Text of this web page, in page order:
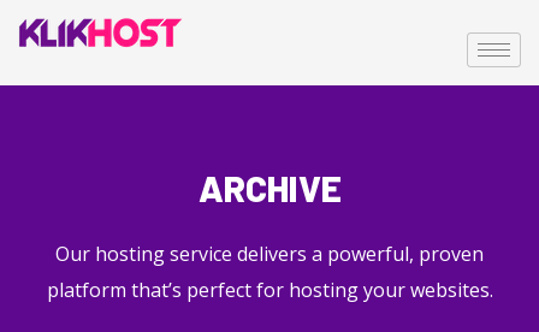
ARCHIVE
Our hosting service delivers a powerful, proven
platform that’s perfect for hosting your websites.